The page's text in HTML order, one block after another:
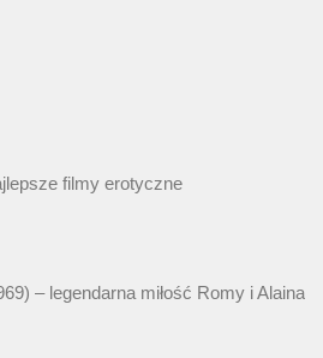
filmy erotyczne
– legendarna miłość Romy i Alaina